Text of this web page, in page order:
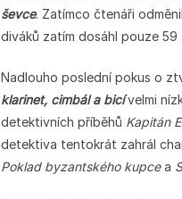
ševce. Zatímco čtenáři
diváků zatím dosáhl pouze 59
Nadlouho poslední pokus o
klarinet, cimbál a bicívelmi
detektivních příběhů Kapitán
detektiva tentokrát zahrál
Poklad byzantského kupcea